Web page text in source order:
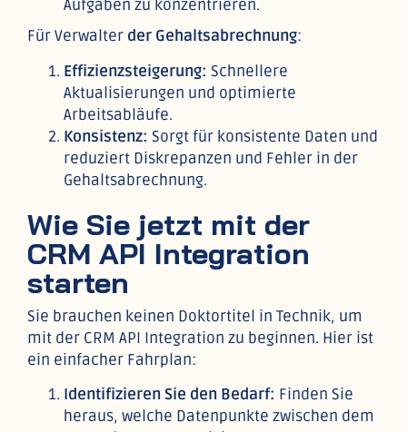
Aufgaben zu konzentrieren.
Für Verwalter der Gehaltsabrechnung:
Effizienzsteigerung: Schnellere
Aktualisierungen und optimierte
Arbeitsabläufe.
Konsistenz: Sorgt für konsistente Daten und
reduziert Diskrepanzen und Fehler in der
Gehaltsabrechnung.
Wie Sie jetzt mit der
CRM API Integration
starten
Sie brauchen keinen Doktortitel in Technik, um
mit der CRM API Integration zu beginnen. Hier ist
ein einfacher Fahrplan:
Identifizieren Sie den Bedarf: Finden Sie
heraus, welche Datenpunkte zwischen dem